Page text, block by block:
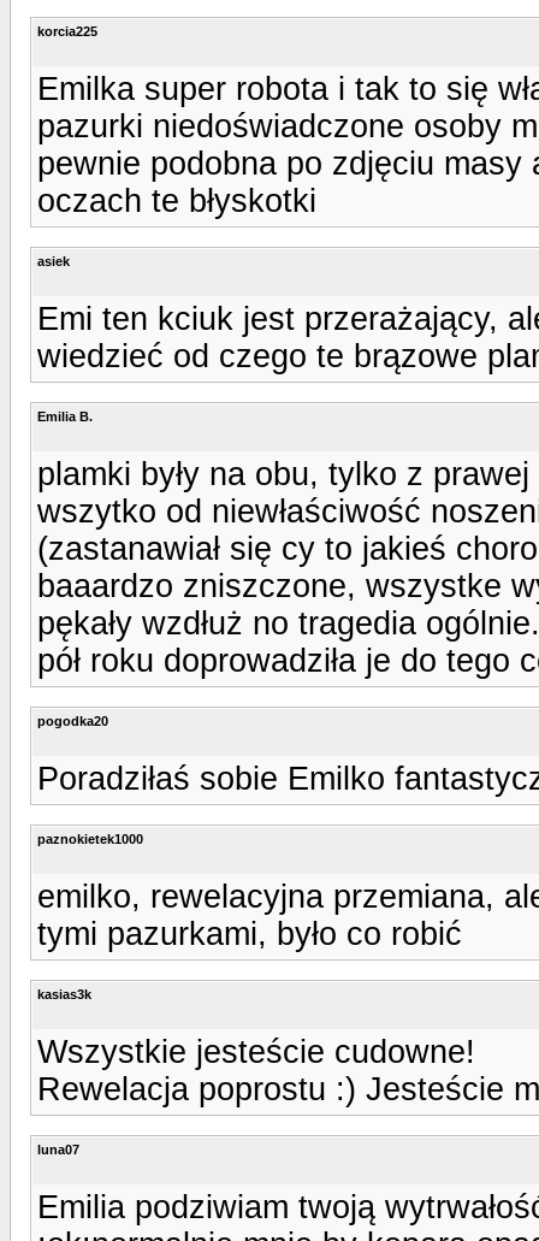
korcia225
Emilka super robota i tak to się
pazurki niedoświadczone osoby
pewnie podobna po zdjęciu
oczach te błyskotki
asiek
Emi ten kciuk jest przerażający,
wiedzieć od czego te brązowe
Emilia B.
plamki były na obu, tylko z
wszytko od niewłaściwość
(zastanawiał się cy to jakieś
baaardzo zniszczone, wszystke
pękały wzdłuż no tragedia
pół roku doprowadziła je do tego
pogodka20
Poradziłaś sobie Emilko
paznokietek1000
emilko, rewelacyjna przemiana,
tymi pazurkami, było co robić
kasias3k
Wszystkie jesteście cudowne!
Rewelacja poprostu :) Jesteście
luna07
Emilia podziwiam twoją